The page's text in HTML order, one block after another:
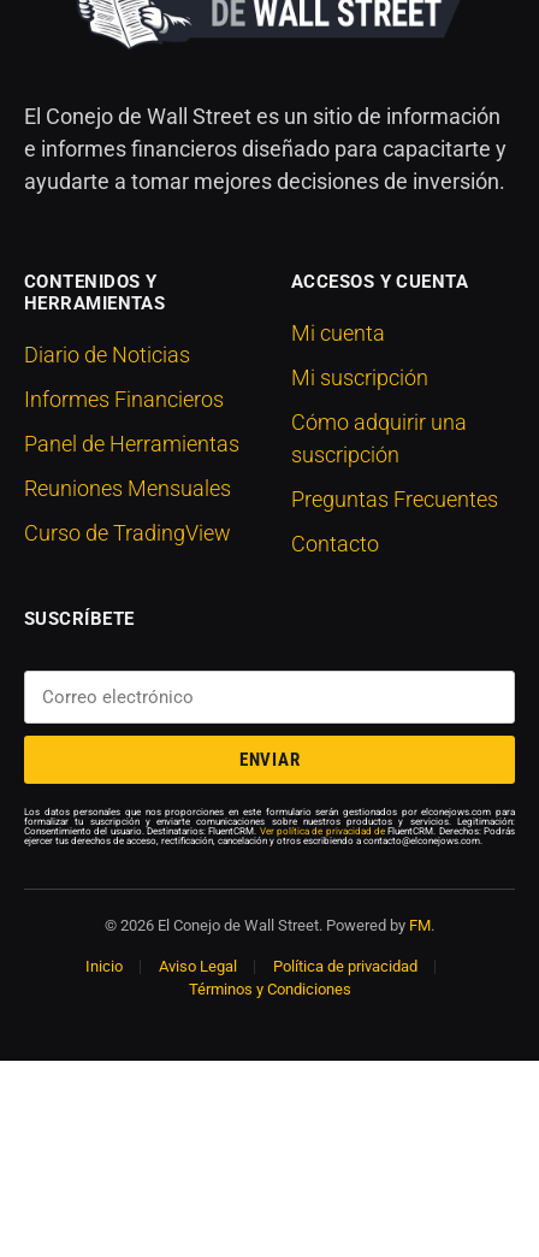
El Conejo de Wall Street es un sitio de información
e informes financieros diseñado para capacitarte y
ayudarte a tomar mejores decisiones de inversión.
CONTENIDOS Y
HERRAMIENTAS
Diario de Noticias
Informes Financieros
Panel de Herramientas
Reuniones Mensuales
Curso de TradingView
ACCESOS Y CUENTA
Mi cuenta
Mi suscripción
Cómo adquirir una
suscripción
Preguntas Frecuentes
Contacto
SUSCRÍBETE
ENVIAR
Los datos personales que nos proporciones en este formulario serán gestionados por elconejows.com para
formalizar tu suscripción y enviarte comunicaciones sobre nuestros productos y servicios. Legitimación:
Consentimiento del usuario. Destinatarios: FluentCRM. Ver política de privacidad de FluentCRM. Derechos: Podrás
ejercer tus derechos de acceso, rectificación, cancelación y otros escribiendo a contacto@elconejows.com.
© 2026 El Conejo de Wall Street. Powered by FM.
Inicio Aviso Legal
Política de privacidad
Términos y Condiciones